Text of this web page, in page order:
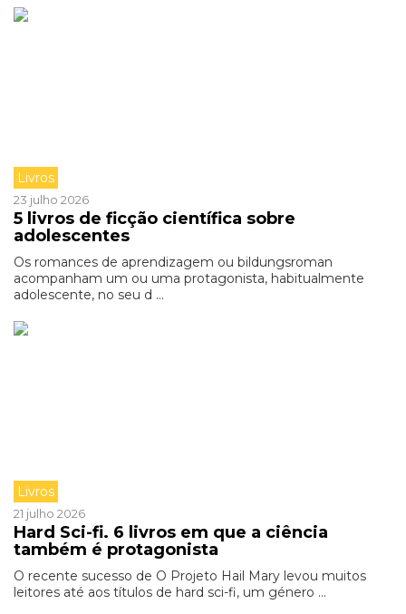
Livros
23 julho 2026
5 livros de ficção científica sobre
adolescentes
Os romances de aprendizagem ou bildungsroman
acompanham um ou uma protagonista, habitualmente
adolescente, no seu d ...
Livros
21 julho 2026
Hard Sci-fi. 6 livros em que a ciência
também é protagonista
O recente sucesso de O Projeto Hail Mary levou muitos
leitores até aos títulos de hard sci-fi, um género ...